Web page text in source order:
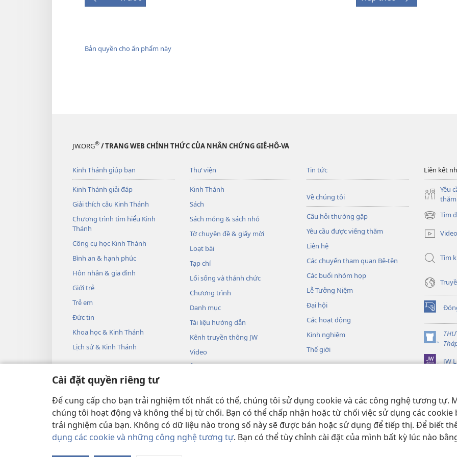
Cài đặt quyền riêng tư
Để cung cấp cho bạn trải nghiệm tốt nhất có thể, chúng tôi sử dụng cookie và các công nghệ tương tự.
chúng tôi hoạt động và không thể bị từ chối. Bạn có thể chấp nhận hoặc từ chối việc sử dụng các
trải nghiệm của bạn. Không có dữ liệu nào trong số này sẽ được bán hoặc sử dụng để tiếp thị. Để biết
dụng các cookie và những công nghệ tương tự. Bạn có thể tùy chỉnh cài đặt của mình bất kỳ lúc nào
Bản quyền cho ấn phẩm này
JW.ORG® / TRANG WEB CHÍNH THỨC CỦA NHÂN CHỨNG GIÊ-HÔ-VA
Kinh Thánh giúp bạn
Kinh Thánh giải đáp
Giải thích câu Kinh Thánh
Chương trình tìm hiểu Kinh
Thánh
Công cụ học Kinh Thánh
Bình an & hạnh phúc
Hôn nhân & gia đình
Giới trẻ
Trẻ em
Đức tin
Khoa học & Kinh Thánh
Lịch sử & Kinh Thánh
Thư viện
Kinh Thánh
Sách
Sách mỏng & sách nhỏ
Tờ chuyên đề & giấy mời
Loạt bài
Tạp chí
Lối sống và thánh chức
Chương trình
Danh mục
Tài liệu hướng dẫn
Kênh truyền thông JW
Video
Âm nhạc
Phần đọc Kinh Thánh sống động
Tin tức
Về chúng tôi
Câu hỏi thường gặp
Yêu cầu được viếng thăm
Liên hệ
Các chuyến tham quan Bê-tên
Các buổi nhóm họp
Lễ Tưởng Niệm
Đại hội
Các hoạt động
Kinh nghiệm
Thế giới
Liên kết
Yêu
thăm
Tìm
(mở
cửa
sổ
Video
Tìm
(mở
cửa
sổ
mới)
(mở
cửa
sổ
JW
Copyright© 2026 Watch Tower Bible and Tract Society of Pennsylvania. ĐIỀU KHOẢN SỬ DỤNG|CHÍNH SÁCH